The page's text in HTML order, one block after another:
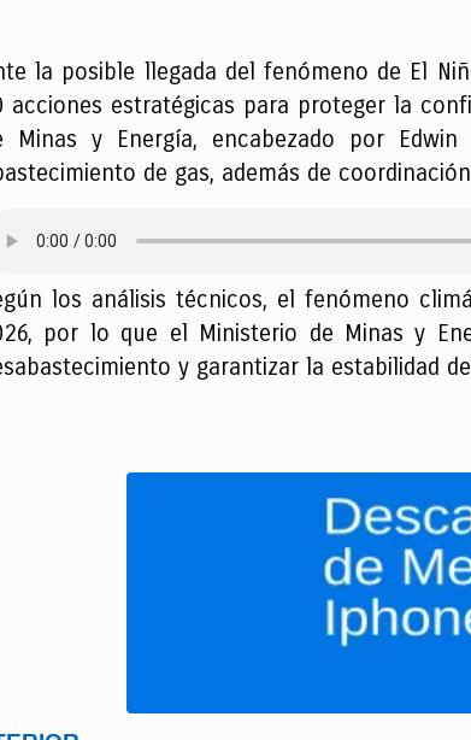
la posible llegada del fenómeno de El
acciones estratégicas para proteger la
Minas y Energía, encabezado por
de gas, además de
los análisis técnicos, el fenómeno
por lo que el Ministerio de Minas y
y garantizar la estabilidad